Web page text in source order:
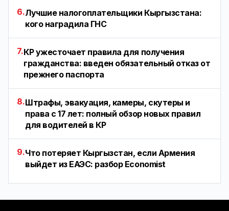
6.Лучшие налогоплательщики Кыргызстана:
кого наградила ГНС
7.КР ужесточает правила для получения
гражданства: введен обязательный отказ от
прежнего паспорта
8.Штрафы, эвакуация, камеры, скутеры и
права с 17 лет: полный обзор новых правил
для водителей в КР
9.Что потеряет Кыргызстан, если Армения
выйдет из ЕАЭС: разбор Economist